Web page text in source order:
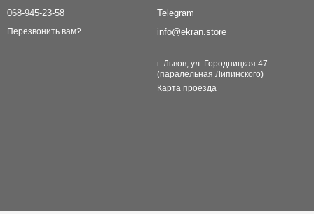
068-945-23-58
Перезвонить вам?
Telegram
info@ekran.store
г. Львов, ул. Городницкая 47
(паралельная Липинского)
Карта проезда